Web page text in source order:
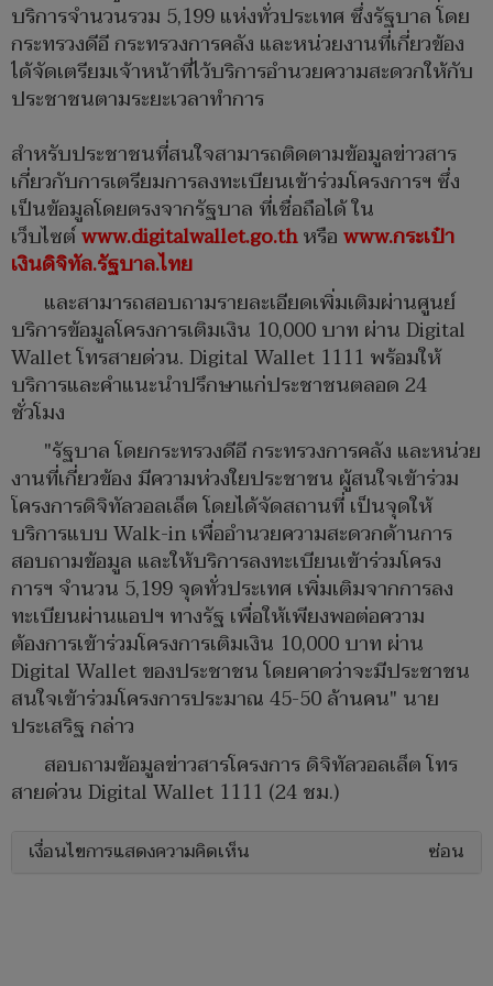
บริการจำนวนรวม 5,199 แห่งทั่วประเทศ ซึ่งรัฐบาล โดย
กระทรวงดีอี กระทรวงการคลัง และหน่วยงานที่เกี่ยวข้อง
ได้จัดเตรียมเจ้าหน้าที่ไว้บริการอำนวยความสะดวกให้กับ
ประชาชนตามระยะเวลาทำการ
สำหรับประชาชนที่สนใจสามารถติดตามข้อมูลข่าวสาร
เกี่ยวกับการเตรียมการลงทะเบียนเข้าร่วมโครงการฯ ซึ่ง
เป็นข้อมูลโดยตรงจากรัฐบาล ที่เชื่อถือได้ ใน
เว็บไซต์www.digitalwallet.go.thหรือwww.กระเป๋า
เงินดิจิทัล.รัฐบาล.ไทย
และสามารถสอบถามรายละเอียดเพิ่มเติมผ่านศูนย์
บริการข้อมูลโครงการเติมเงิน 10,000 บาท ผ่าน Digital
Wallet โทรสายด่วน. Digital Wallet 1111 พร้อมให้
บริการและคำแนะนำปรึกษาแก่ประชาชนตลอด 24
ชั่วโมง
"รัฐบาล โดยกระทรวงดีอี กระทรวงการคลัง และหน่วย
งานที่เกี่ยวข้อง มีความห่วงใยประชาชน ผู้สนใจเข้าร่วม
โครงการดิจิทัลวอลเล็ต โดยได้จัดสถานที่ เป็นจุดให้
บริการแบบ Walk-in เพื่ออำนวยความสะดวกด้านการ
สอบถามข้อมูล และให้บริการลงทะเบียนเข้าร่วมโครง
การฯ จำนวน 5,199 จุดทั่วประเทศ เพิ่มเติมจากการลง
ทะเบียนผ่านแอปฯ ทางรัฐ เพื่อให้เพียงพอต่อความ
ต้องการเข้าร่วมโครงการเติมเงิน 10,000 บาท ผ่าน
Digital Wallet ของประชาชน โดยคาดว่าจะมีประชาชน
สนใจเข้าร่วมโครงการประมาณ 45-50 ล้านคน" นาย
ประเสริฐ กล่าว
สอบถามข้อมูลข่าวสารโครงการ ดิจิทัลวอลเล็ต โทร
สายด่วน Digital Wallet 1111 (24 ชม.)
เงื่อนไขการแสดงความคิดเห็น ซ่อน